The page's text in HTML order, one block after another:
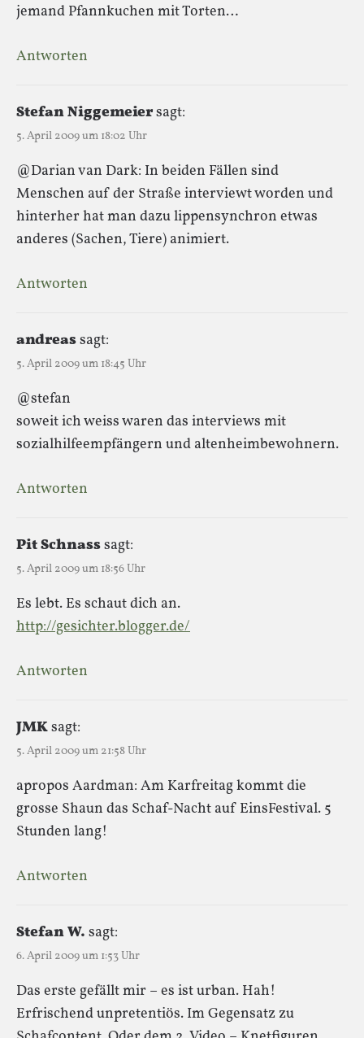
jemand Pfannkuchen mit Torten…
Antworten
Stefan Niggemeiersagt:
5. April 2009 um 18:02 Uhr
@Darian van Dark: In beiden Fällen sind
Menschen auf der Straße interviewt worden und
hinterher hat man dazu lippensynchron etwas
anderes (Sachen, Tiere) animiert.
Antworten
andreassagt:
5. April 2009 um 18:45 Uhr
@stefan
soweit ich weiss waren das interviews mit
sozialhilfeempfängern und altenheimbewohnern.
Antworten
Pit Schnasssagt:
5. April 2009 um 18:56 Uhr
Es lebt. Es schaut dich an.
http://gesichter.blogger.de/
Antworten
JMKsagt:
5. April 2009 um 21:58 Uhr
apropos Aardman: Am Karfreitag kommt die
grosse Shaun das Schaf-Nacht auf EinsFestival. 5
Stunden lang!
Antworten
Stefan W. sagt:
6. April 2009 um 1:53 Uhr
Das erste gefällt mir – es ist urban. Hah!
Erfrischend unpretentiös. Im Gegensatz zu